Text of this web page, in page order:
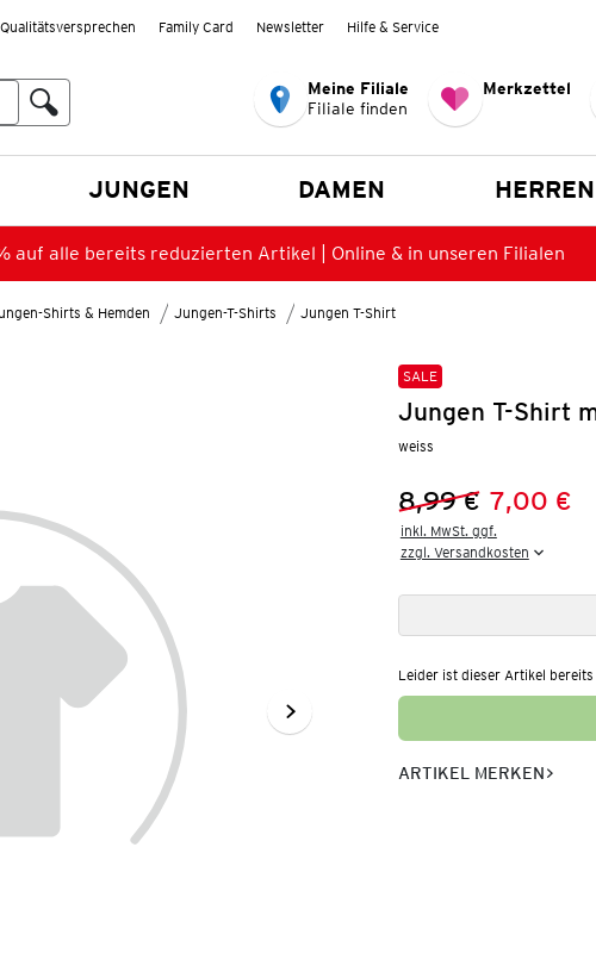
Qualitätsversprechen Family Card Newsletter Hilfe & Service
Meine Filiale
Filiale finden
Merkzettel
JUNGEN DAMEN HERREN
auf alle bereits reduzierten Artikel | Online & in unseren Filialen
Shirts & Hemden Jungen-T-Shirts Jungen T-Shirt
SALE
Jungen T-Shirt
weiss
Vorheriger Preis:
8,99 €
Neuer Preis:
7,00 €
inkl. MwSt. ggf.
zzgl. Versandkosten
Leider ist dieser Artikel
ARTIKEL MERKEN